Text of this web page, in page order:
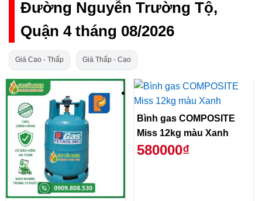
Đường Nguyễn Trường Tộ,
Quận 4 tháng 08/2026
Giá Cao - Thấp Giá Thấp - Cao
Bình gas COMPOSITE
Miss 12kg màu Xanh
580000₫